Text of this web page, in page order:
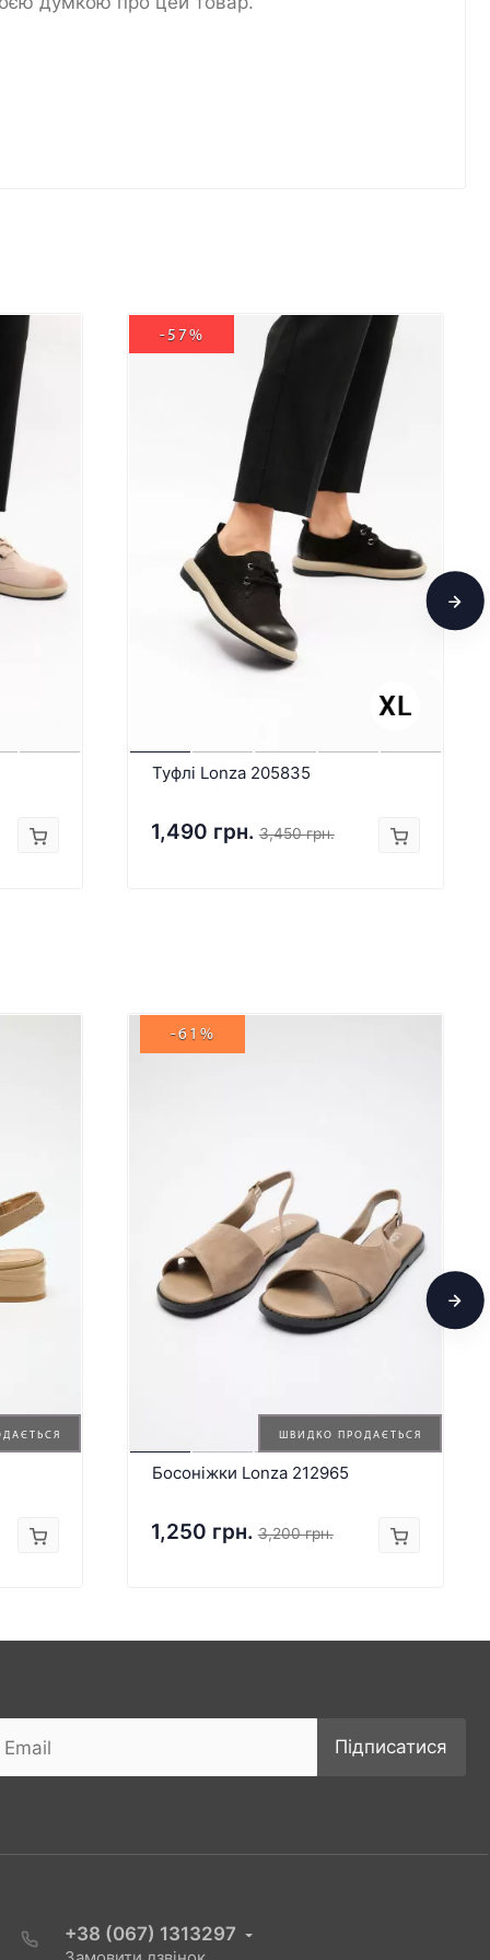
-57%
Туфлі Lonza 205835
1,490 грн. 3,450 грн.
ШВИДКО ПРОДАЄТЬСЯ
-61%
Босоніжки Lonza 212965
1,250 грн. 3,200 грн.
Підписатися
+38 (067) 1313297